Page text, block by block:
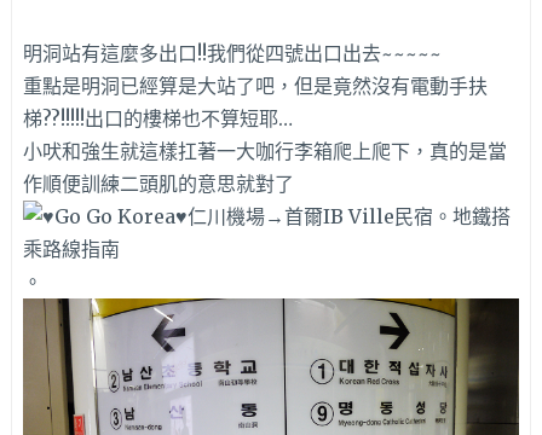
明洞站有這麼多出口!!我們從四號出口出去~~~~~
重點是明洞已經算是大站了吧，但是竟然沒有電動手扶
梯??!!!!!出口的樓梯也不算短耶…
小吠和強生就這樣扛著一大咖行李箱爬上爬下，真的是當
作順便訓練二頭肌的意思就對了
。